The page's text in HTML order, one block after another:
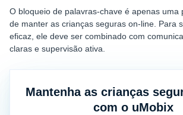
O bloqueio de palavras-chave é apenas uma
de manter as crianças seguras on-line. Para
eficaz, ele deve ser combinado com
claras e supervisão ativa.
Mantenha as crianças
com o uMobix